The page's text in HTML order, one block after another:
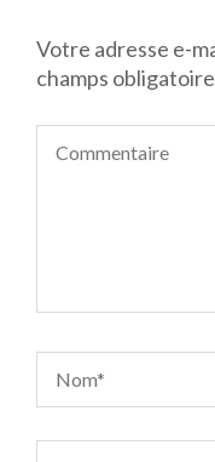
Votre adresse e-
champs